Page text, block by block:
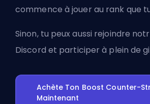
commence à jouer au rank que
Sinon, tu peux aussi rejoindre
Discord et participer à plein de
Achète Ton Boost Counter-
Maintenant